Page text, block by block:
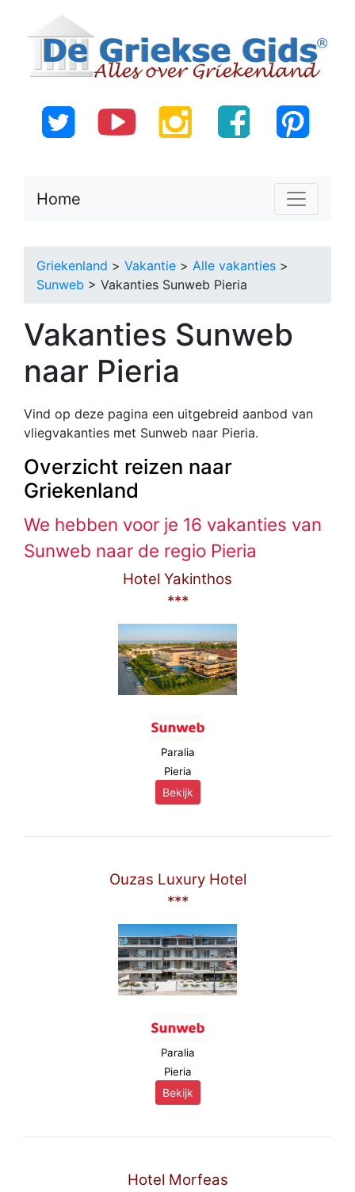
Home
Griekenland > Vakantie > Alle vakanties >
Sunweb > Vakanties Sunweb Pieria
Vakanties Sunweb
naar Pieria
Vind op deze pagina een uitgebreid aanbod van
vliegvakanties met Sunweb naar Pieria.
Overzicht reizen naar
Griekenland
We hebben voor je 16 vakanties van
Sunweb naar de regio Pieria
Hotel Yakinthos
***
Paralia
Pieria
Bekijk
Ouzas Luxury Hotel
***
Paralia
Pieria
Bekijk
Hotel Morfeas